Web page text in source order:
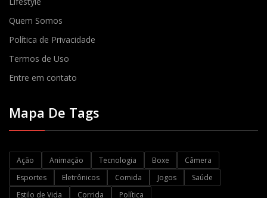
Quem Somos
Política de Privacidade
Termos de Uso
Entre em contato
Mapa De Tags
Ação Animação Tecnologia Boxe
Câmera
Esportes
Eletrônicos Comida Jogos
Saúde
Estilo de Vida
Corrida Política